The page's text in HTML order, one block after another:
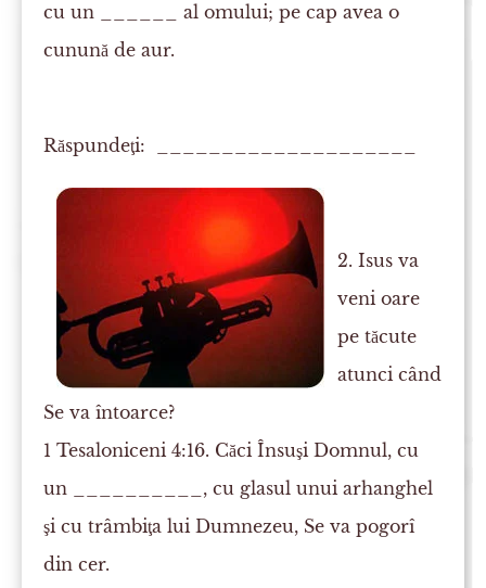
cu un ______ alomului; pe cap avea o
cunună de aur.
Răspundeţi: ____________________
2. Isus va
veni oare
pe tăcute
atunci când
Se va întoarce?
1 Tesaloniceni 4:16. Căci Însuşi Domnul, cu
un __________, cu glasul unui arhanghel
şi cutrâmbiţa lui Dumnezeu, Se va pogorî
din cer.